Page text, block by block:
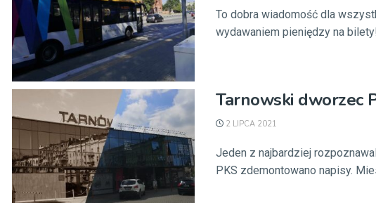
To dobra wiadomość dla
wydawaniem pieniędzy na
Tarnowski dworzec
2 LIPCA 2021
Jeden z najbardziej
PKS zdemontowano napisy.